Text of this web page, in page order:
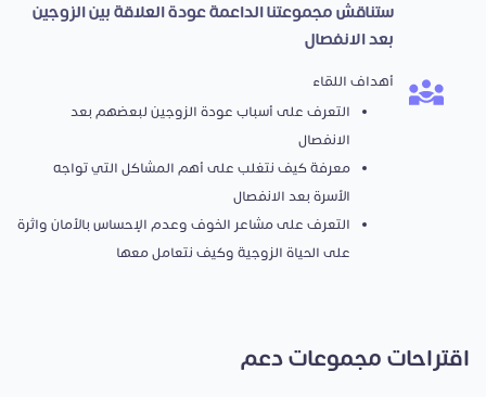
ستناقش مجموعتنا الداعمة عودة العلاقة بين الزوجين
بعد الانفصال
أهداف اللقاء
التعرف على أسباب عودة الزوجين لبعضهم بعد
الانفصال
معرفة كيف نتغلب على أهم المشاكل التي تواجه
الأسرة بعد الانفصال
التعرف على مشاعر الخوف وعدم الإحساس بالأمان واثرة
على الحياة الزوجية وكيف نتعامل معها
اقتراحات مجموعات دعم